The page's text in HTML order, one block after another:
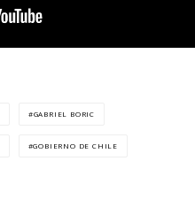
GABRIEL BORIC
GOBIERNO DE CHILE